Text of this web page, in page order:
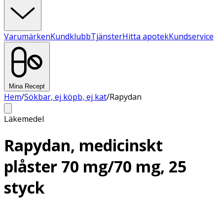
VarumärkenKundklubbTjänsterHitta apotekKundservice
Mina Recept
Hem/Sökbar, ej köpb, ej kat/Rapydan
Läkemedel
Rapydan, medicinskt
plåster 70 mg/70 mg, 25
styck